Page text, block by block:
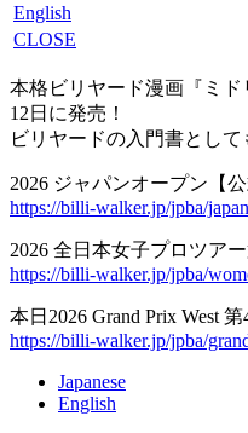
English
CLOSE
本格ビリヤード漫画『ミド
12日に発売！
ビリヤードの入門書として
2026 ジャパンオープン【
https://billi-walker.jp/jpba/
2026 全日本女子プロツア
https://billi-walker.jp/jpba/
本日2026 Grand Prix West
https://billi-walker.jp/jpba/
Japanese
English